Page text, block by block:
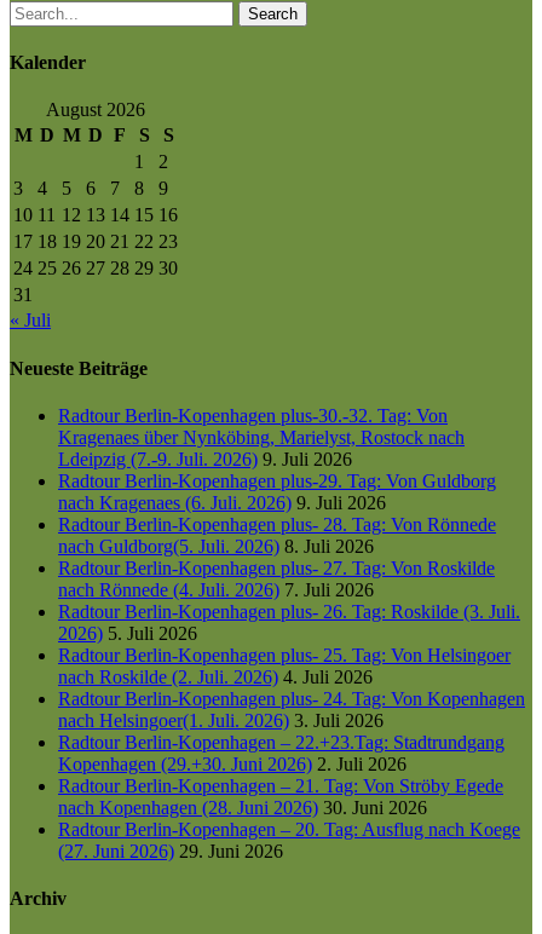
Search
Kalender
August 2026
M D M D F S
S
1
2
3
4 5 6 7 8
9
10 11 12 13 14 15 16
17 18 19 20 21 22 23
24 25 26 27 28 29 30
31
« Juli
Neueste Beiträge
Radtour Berlin-Kopenhagen plus-30.-32. Tag: Von
Kragenaes über Nynköbing, Marielyst, Rostock nach
Ldeipzig (7.-9. Juli. 2026) 9. Juli 2026
Radtour Berlin-Kopenhagen plus-29. Tag: Von Guldborg
nach Kragenaes (6. Juli. 2026) 9. Juli 2026
Radtour Berlin-Kopenhagen plus- 28. Tag: Von Rönnede
nach Guldborg(5. Juli. 2026) 8. Juli 2026
Radtour Berlin-Kopenhagen plus- 27. Tag: Von Roskilde
nach Rönnede (4. Juli. 2026) 7. Juli 2026
Radtour Berlin-Kopenhagen plus- 26. Tag: Roskilde (3. Juli.
2026) 5. Juli 2026
Radtour Berlin-Kopenhagen plus- 25. Tag: Von Helsingoer
nach Roskilde (2. Juli. 2026) 4. Juli 2026
Radtour Berlin-Kopenhagen plus- 24. Tag: Von Kopenhagen
nach Helsingoer(1. Juli. 2026) 3. Juli 2026
Radtour Berlin-Kopenhagen – 22.+23.Tag: Stadtrundgang
Kopenhagen (29.+30. Juni 2026) 2. Juli 2026
Radtour Berlin-Kopenhagen – 21. Tag: Von Ströby Egede
nach Kopenhagen (28. Juni 2026) 30. Juni 2026
Radtour Berlin-Kopenhagen – 20. Tag: Ausflug nach Koege
(27. Juni 2026) 29. Juni 2026
Archiv